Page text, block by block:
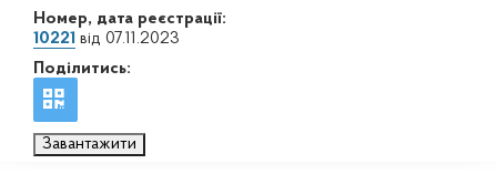
Номер, дата реєстрації:
10221 від 07.11.2023
Поділитись:
Завантажити